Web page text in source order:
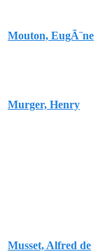
Mouton, EugÃ¨ne
Murger, Henry
Musset, Alfred de